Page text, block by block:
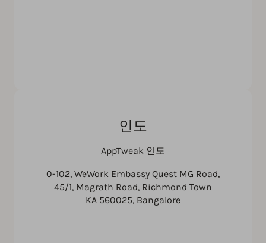
인도
AppTweak 인도
0-102, WeWork Embassy Quest MG Road,
45/1, Magrath Road, Richmond Town
KA 560025, Bangalore